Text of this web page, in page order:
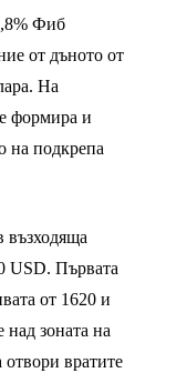
Фиб
от дъното от
На
формира и
на подкрепа
възходяща
USD. Първата
от 1620 и
над зоната на
вратите